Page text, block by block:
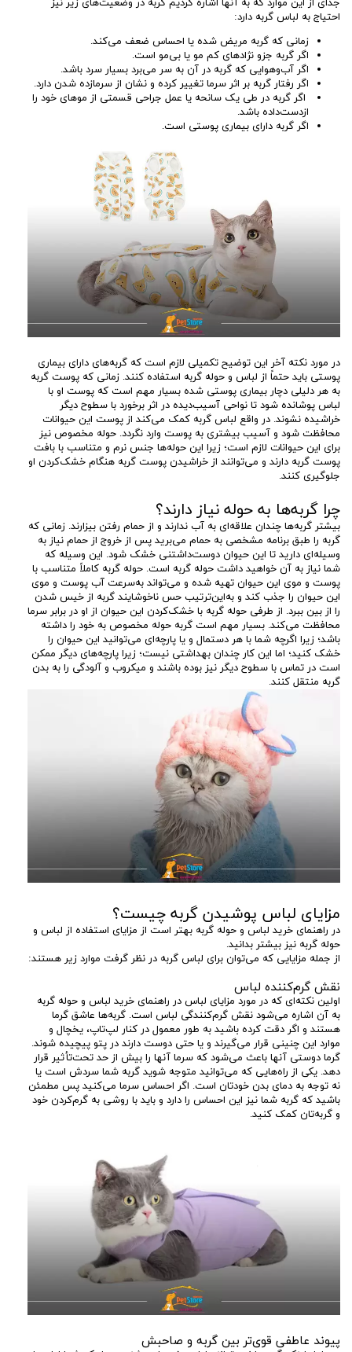
احتیاج به لباس گربه دارد:
زمانی که گربه مریض شده یا احساس ضعف می‌کند.
اگر گربه جزو نژادهای کم مو یا بی‌مو است.
اگر آب‌وهوایی که گربه در آن به سر می‌برد بسیار سرد باشد.
اگر رفتار گربه بر اثر سرما تغییر کرده و نشان از سرمازده شدن دارد.
اگر گربه در طی یک سانحه یا عمل جراحی قسمتی از موهای خود را
ازدست‌داده باشد.
اگر گربه دارای بیماری پوستی است.
در مورد نکته آخر این توضیح تکمیلی لازم است که گربه‌های دارای بیماری
پوستی باید حتماً از لباس و حوله گربه استفاده کنند. زمانی که پوست گربه
به هر دلیلی دچار بیماری پوستی شده بسیار مهم است که پوست او با
لباس پوشانده شود تا نواحی آسیب‌دیده در اثر برخورد با سطوح دیگر
خراشیده نشوند. در واقع لباس گربه کمک می‌کند از پوست این حیوانات
محافظت شود و آسیب بیشتری به پوست وارد نگردد. حوله مخصوص نیز
برای این حیوانات لازم است؛ زیرا این حوله‌ها جنس نرم و متناسب با بافت
پوست گربه دارند و می‌توانند از خراشیدن پوست گربه هنگام خشک‌کردن او
جلوگیری کنند.
چرا گربه‌ها به حوله نیاز دارند؟
بیشتر گربه‌ها چندان علاقه‌ای به آب ندارند و از حمام رفتن بیزارند. زمانی که
گربه را طبق برنامه مشخصی به حمام می‌برید پس از خروج از حمام نیاز به
وسیله‌ای دارید تا این حیوان دوست‌داشتنی خشک شود. این وسیله که
شما نیاز به آن خواهید داشت حوله گربه است. حوله گربه کاملاً متناسب با
پوست و موی این حیوان تهیه شده و می‌تواند به‌سرعت آب پوست و موی
این حیوان را جذب کند و به‌این‌ترتیب حس ناخوشایند گربه از خیس شدن
را از بین ببرد. از طرفی حوله گربه با خشک‌کردن این حیوان از او در برابر سرما
محافظت می‌کند. بسیار مهم است گربه حوله مخصوص به خود را داشته
باشد؛ زیرا اگرچه شما با هر دستمال و یا پارچه‌ای می‌توانید این حیوان را
خشک کنید؛ اما این کار چندان بهداشتی نیست؛ زیرا پارچه‌های دیگر ممکن
است در تماس با سطوح دیگر نیز بوده باشند و میکروب و آلودگی را به بدن
گربه منتقل کنند.
مزایای لباس پوشیدن گربه چیست؟
در راهنمای خرید لباس و حوله گربه بهتر است از مزایای استفاده از لباس و
حوله گربه نیز بیشتر بدانید.
از جمله مزایایی که می‌توان برای لباس گربه در نظر گرفت موارد زیر هستند:
نقش گرم‌کننده لباس
اولین نکته‌ای که در مورد مزایای لباس در راهنمای خرید لباس و حوله گربه
به آن اشاره می‌شود نقش گرم‌کنندگی لباس است. گربه‌ها عاشق گرما
هستند و اگر دقت کرده باشید به طور معمول در کنار لپ‌تاپ، یخچال و
موارد این چنینی قرار می‌گیرند و یا حتی دوست دارند در پتو پیچیده شوند.
گرما دوستی آنها باعث می‌شود که سرما آنها را بیش از حد تحت‌تأثیر قرار
دهد. یکی از راه‌هایی که می‌توانید متوجه شوید گربه شما سردش است یا
نه توجه به دمای بدن خودتان است. اگر احساس سرما می‌کنید پس مطمئن
باشید که گربه شما نیز این احساس را دارد و باید با روشی به گرم‌کردن خود
و گربه‌تان کمک کنید.
پیوند عاطفی قوی‌تر بین گربه و صاحبش